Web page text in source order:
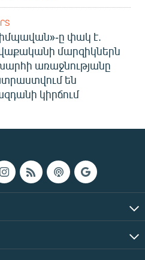
ը փակ է.
մարզիկներն
առաջնությանը
են
կիրճում